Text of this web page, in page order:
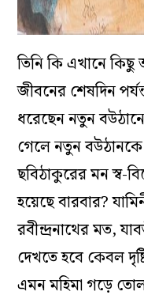
তিনি কি এখানে
জীবনের শেষদিন
ধরেছেন নতুন
গেলে নতুন
ছবিঠাকুরের মন স্ব-
হয়েছে বারবার?
রবীন্দ্রনাথের মত,
দেখতে হবে কেবল
এমন মহিমা গড়ে